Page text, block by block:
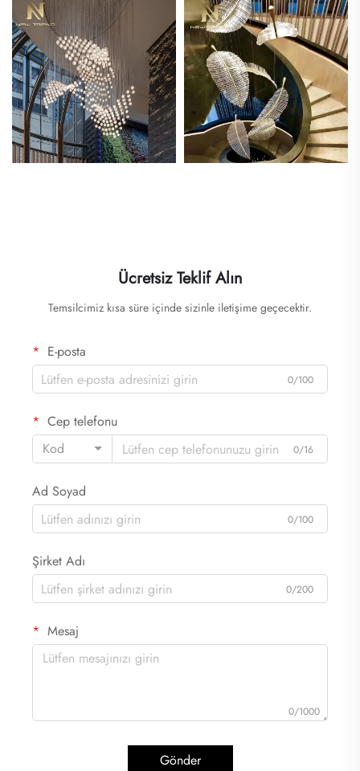
Ücretsiz Teklif Alın
Temsilcimiz kısa süre içinde sizinle iletişime geçecektir.
E-posta
0/100
Cep telefonu
Kod
0/16
Ad Soyad
0/100
Şirket Adı
0/200
Mesaj
0/1000
Gönder